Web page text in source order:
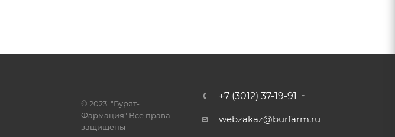
© 2023. "Бурят-
Фармация" Все права
защищены
+7 (3012) 37-19-91
webzakaz@burfarm.ru